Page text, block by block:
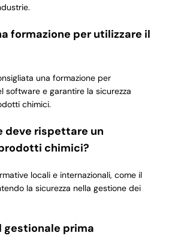
formazione per utilizzare il
una formazione per
software e garantire la sicurezza
chimici.
deve rispettare un
chimici?
locali e internazionali, come il
la sicurezza nella gestione dei
gestionale prima